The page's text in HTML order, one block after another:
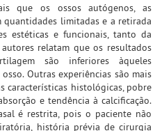
que os ossos autógenos, as
limitadas e a retirada
estéticas e funcionais, tanto da
relatam que os resultados
são inferiores àqueles
Outras experiências são mais
características histológicas, pobre
e tendência à calcificação.
é restrita, pois o paciente não
história prévia de cirurgia